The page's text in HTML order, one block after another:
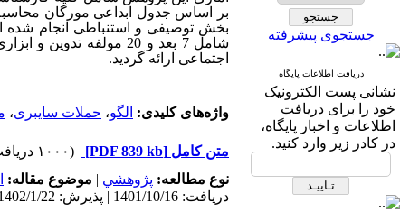
جستجوی پیشرفته
دریافت اطلاعات پایگاه
نشانی پست الکترونیک
خود را برای دریافت
اطلاعات و اخبار پایگاه،
در کادر زیر وارد کنید.
بر اساس جدول ابداعی مورگان
بخش توصیفی و استنباطی انجام شده
شامل 7 بعد و 20
اجتماعی ارائه گردید.
واژه‌های کلیدی: الگو، حملات سایبری،
متن کامل [PDF 839 kb]
(۱۰۰۰ دریافت)
نوع مطالعه: پژوهشي | موضوع مقاله:
دریافت: 1401/10/16 | پذیرش: 1402/1/22 | انتشار: 1403/4/18